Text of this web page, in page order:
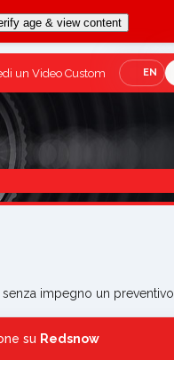
age & view content
un Video Custom EN
impegno un preventivo.
su Redsnow